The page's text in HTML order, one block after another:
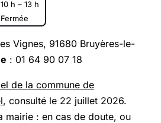
10 h – 13 h
Fermée
Vignes, 91680 Bruyères-le-
: 01 64 90 07 18
de la commune de
, consulté le 22 juillet 2026.
mairie : en cas de doute, ou